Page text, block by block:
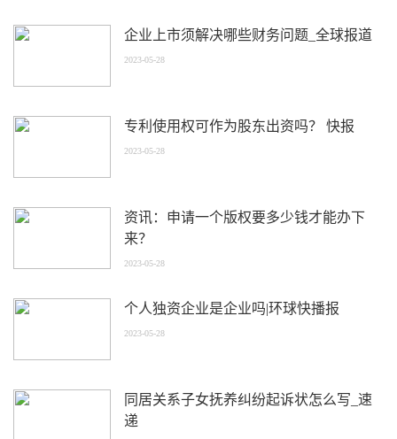
企业上市须解决哪些财务问题_全球报道
2023-05-28
专利使用权可作为股东出资吗？ 快报
2023-05-28
资讯：申请一个版权要多少钱才能办下
来？
2023-05-28
个人独资企业是企业吗|环球快播报
2023-05-28
同居关系子女抚养纠纷起诉状怎么写_速
递